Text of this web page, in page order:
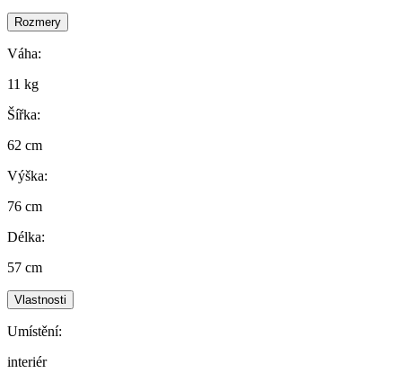
Rozmery
Váha:
11 kg
Šířka:
62 cm
Výška:
76 cm
Délka:
57 cm
Vlastnosti
Umístění:
interiér